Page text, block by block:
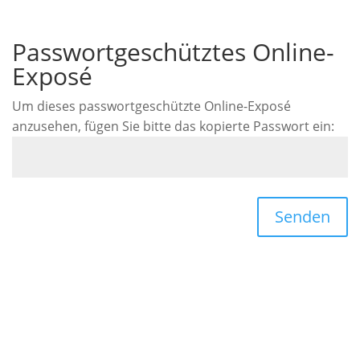
Passwortgeschütztes Online-
Exposé
Um dieses passwortgeschützte Online-Exposé
anzusehen, fügen Sie bitte das kopierte Passwort ein:
Senden